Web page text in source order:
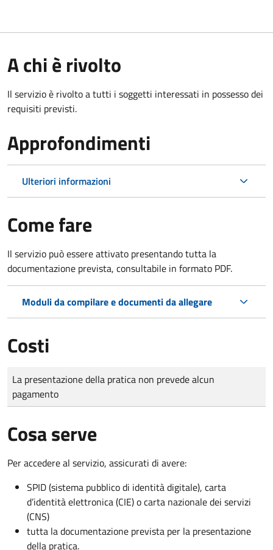
A chi è rivolto
Il servizio è rivolto a tutti i soggetti interessati in possesso dei
requisiti previsti.
Approfondimenti
Ulteriori informazioni
Come fare
Il servizio può essere attivato presentando tutta la
documentazione prevista, consultabile in formato PDF.
Moduli da compilare e documenti da allegare
Costi
Tipo di pagamento
Importo
La presentazione della pratica non prevede alcun
pagamento
Cosa serve
Per accedere al servizio, assicurati di avere:
SPID (sistema pubblico di identità digitale), carta
d’identità elettronica (CIE) o carta nazionale dei servizi
(CNS)
tutta la documentazione prevista per la presentazione
della pratica.